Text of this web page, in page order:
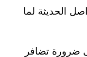
الحديثة لما
ضرورة تضافر